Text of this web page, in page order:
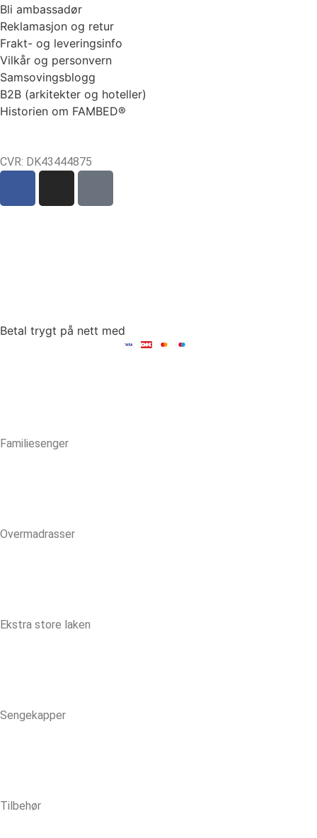
Bli ambassadør
Reklamasjon og retur
Frakt- og leveringsinfo
Vilkår og personvern
Samsovingsblogg
B2B (arkitekter og hoteller)
Historien om FAMBED®
CVR: DK43444875
Betal trygt på nett med
Familiesenger
Overmadrasser
Ekstra store laken
Sengekapper
Tilbehør